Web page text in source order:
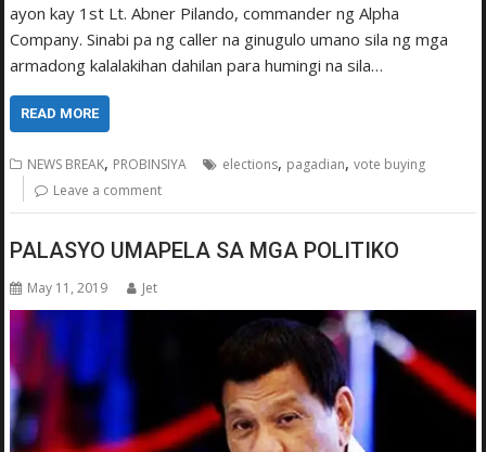
ayon kay 1st Lt. Abner Pilando, commander ng Alpha
Company. Sinabi pa ng caller na ginugulo umano sila ng mga
armadong kalalakihan dahilan para humingi na sila…
READ MORE
NEWS BREAK, PROBINSIYA elections, pagadian,vote buying
Leave a comment
PALASYO UMAPELA SA MGA POLITIKO
May 11, 2019 Jet